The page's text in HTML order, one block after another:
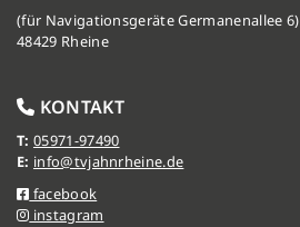
(für Navigationsgeräte Germanenallee 6)
48429 Rheine
KONTAKT
T: 05971-97490
E: info@tvjahnrheine.de
facebook
instagram